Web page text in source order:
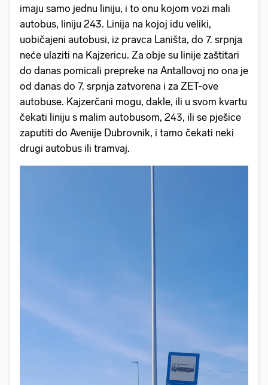
imaju samo jednu liniju, i to onu kojom vozi mali
autobus, liniju 243. Linija na kojoj idu veliki,
uobičajeni autobusi, iz pravca Laništa, do 7. srpnja
neće ulaziti na Kajzericu. Za obje su linije zaštitari
do danas pomicali prepreke na Antallovoj no ona je
od danas do 7. srpnja zatvorena i za ZET-ove
autobuse. Kajzerčani mogu, dakle, ili u svom kvartu
čekati liniju s malim autobusom, 243, ili se pješice
zaputiti do Avenije Dubrovnik, i tamo čekati neki
drugi autobus ili tramvaj.